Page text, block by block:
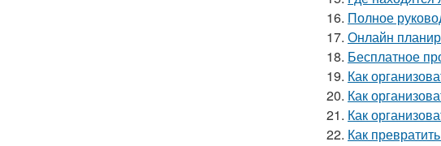
16. Полное
17. Онлайн
18. Бесплатное
19. Как
20. Как
21. Как
22. Как